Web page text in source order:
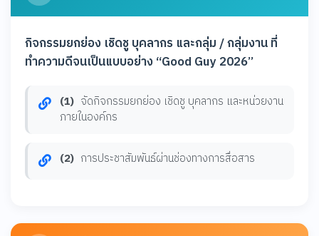
กิจกรรมยกย่อง เชิดชู บุคลากร และกลุ่ม / กลุ่มงาน ที่
ทำความดีจนเป็นแบบอย่าง “Good Guy 2026”
(1) จัดกิจกรรมยกย่อง เชิดชู บุคลากร และหน่วยงาน
ภายในองค์กร
(2) การประชาสัมพันธ์ผ่านช่องทางการสื่อสาร